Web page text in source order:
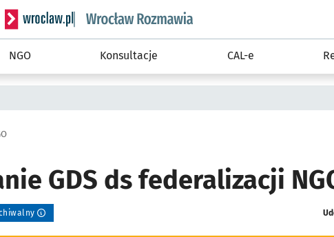
Serwis informacyjny wroclaw.pl podserwis: Rozmawia
NGO Konsultacje CAL-e
GDS ds federalizacji